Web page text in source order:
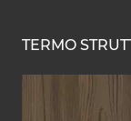
TERMO